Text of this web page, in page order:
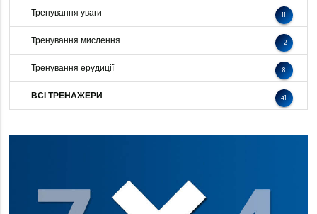
Тренування уваги 11
Тренування мислення 12
Тренування ерудиції 8
ВСІ ТРЕНАЖЕРИ 41